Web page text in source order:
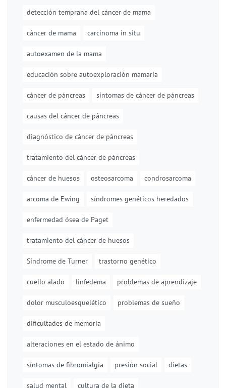
detección temprana del cáncer de mama
cáncer de mama carcinoma in situ
autoexamen de la mama
educación sobre autoexploración mamaria
cáncer de páncreas síntomas de cáncer de páncreas
causas del cáncer de páncreas
diagnóstico de cáncer de páncreas
tratamiento del cáncer de páncreas
cáncer de huesos osteosarcoma condrosarcoma
arcoma de Ewing síndromes genéticos heredados
enfermedad ósea de Paget
tratamiento del cáncer de huesos
Síndrome de Turner trastorno genético
cuello alado linfedema problemas de aprendizaje
dolor musculoesquelético problemas de sueño
dificultades de memoria
alteraciones en el estado de ánimo
síntomas de fibromialgia presión social dietas
salud mental cultura de la dieta